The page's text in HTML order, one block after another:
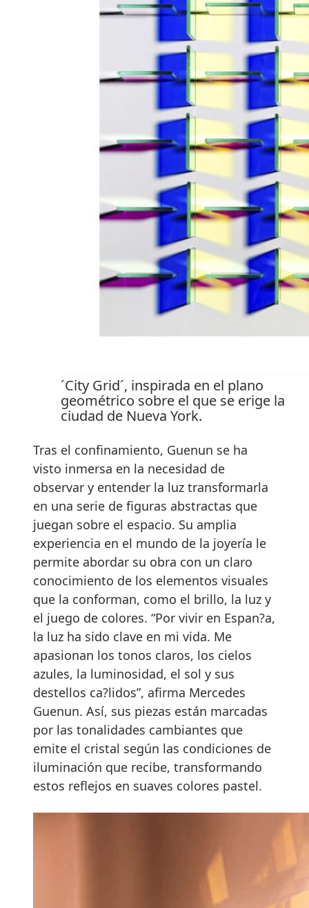
´City Grid´, inspirada en el plano
geométrico sobre el que se erige la
ciudad de Nueva York.
Tras el confinamiento, Guenun se ha
visto inmersa en la necesidad de
observar y entender la luz transformarla
en una serie de figuras abstractas que
juegan sobre el espacio. Su amplia
experiencia en el mundo de la joyería le
permite abordar su obra con un claro
conocimiento de los elementos visuales
que la conforman, como el brillo, la luz y
el juego de colores. “Por vivir en Espan?a,
la luz ha sido clave en mi vida. Me
apasionan los tonos claros, los cielos
azules, la luminosidad, el sol y sus
destellos ca?lidos”, afirma Mercedes
Guenun. Así, sus piezas están marcadas
por las tonalidades cambiantes que
emite el cristal según las condiciones de
iluminación que recibe, transformando
estos reflejos en suaves colores pastel.